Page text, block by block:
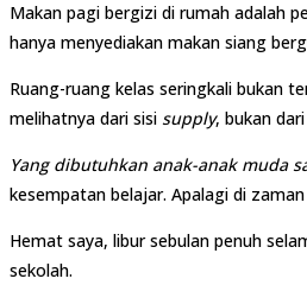
Makan pagi bergizi di rumah adalah
hanya menyediakan makan siang
Ruang-ruang kelas seringkali bukan
melihatnya dari sisi supply, bukan
Yang dibutuhkan anak-anak muda
kesempatan belajar. Apalagi di
Hemat saya, libur sebulan penuh
sekolah.